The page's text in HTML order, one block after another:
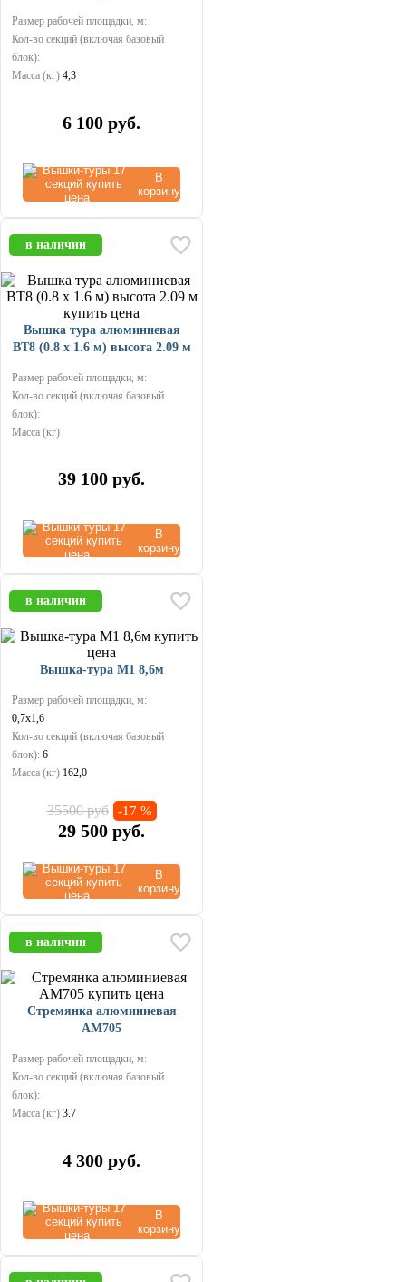
Размер рабочей площадки, м:
Кол-во секций (включая базовый
блок):
Масса (кг) 4,3
6 100 руб.
В
корзину
в наличии
Вышка тура алюминиевая
ВТ8 (0.8 х 1.6 м) высота 2.09 м
Размер рабочей площадки, м:
Кол-во секций (включая базовый
блок):
Масса (кг)
39 100 руб.
В
корзину
в наличии
Вышка-тура М1 8,6м
Размер рабочей площадки, м:
0,7х1,6
Кол-во секций (включая базовый
блок): 6
Масса (кг) 162,0
35500 руб -17 %
29 500 руб.
В
корзину
в наличии
Стремянка алюминиевая
AM705
Размер рабочей площадки, м:
Кол-во секций (включая базовый
блок):
Масса (кг) 3.7
4 300 руб.
В
корзину